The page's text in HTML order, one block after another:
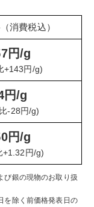
消費税込）
円/g
+143円/g)
円/g
-28円/g)
円/g
+1.32円/g)
び銀の現物のお取り扱
を除く前価格発表日の